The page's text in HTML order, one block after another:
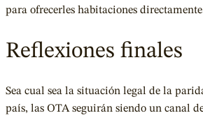
para ofrecerles habitaciones
Reflexiones finales
Sea cual sea la situación legal de la
país, las OTA seguirán siendo un canal